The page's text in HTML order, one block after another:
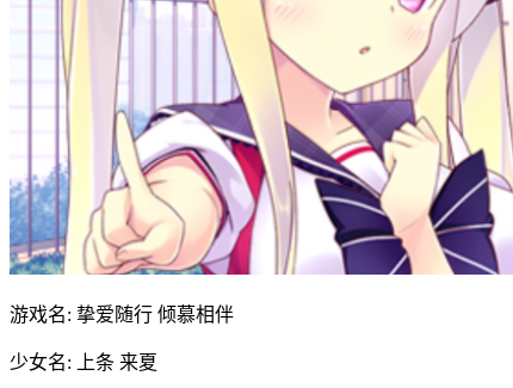
游戏名: 挚爱随行 倾慕相伴
少女名: 上条 来夏